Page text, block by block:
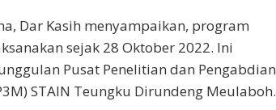
Dar Kasih menyampaikan, program
sejak 28 Oktober 2022. Ini
Pusat Penelitian dan Pengabdian
STAIN Teungku Dirundeng Meulaboh.